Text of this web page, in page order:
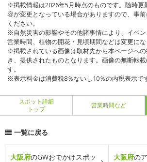
※掲載情報は2026年5月時点のものです。随時更
容が変更となっている場合がありますので、事
ください。
※自然災害の影響やその他諸事情により、イベ
営業時間、植物の開花・見頃期間などは変更にな
※掲載されている画像は取材先から本ページへ
き、提供されたものとなります。画像の無断転
す。
※表示料金は消費税8％ないし10％の内税表示で
スポット詳細
トップ
営業時間など
一覧に戻る
大阪府のGWおでかけスポッ
大阪府の